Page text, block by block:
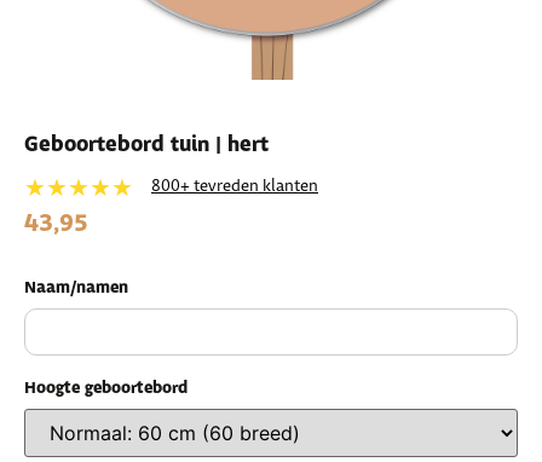
Geboortebord tuin | hert
★★★★★ 800+ tevreden klanten
43,95
Naam/namen
Hoogte geboortebord